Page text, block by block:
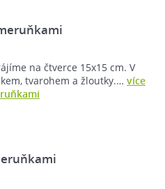
na čtverce 15x15 cm. V
tvarohem a žloutky.… více